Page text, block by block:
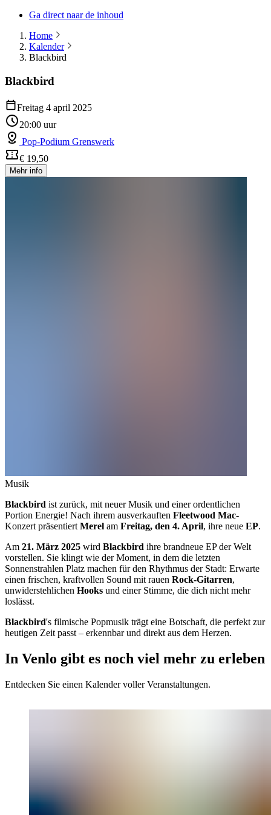
Ga direct naar de inhoud
Home
Kalender
Blackbird
Blackbird
Freitag 4 april 2025
20:00 uur
Pop-Podium Grenswerk
€ 19,50
Mehr info
Musik
Blackbird ist zurück, mit neuer Musik und einer ordentlichen
Portion Energie! Nach ihrem ausverkauften Fleetwood Mac-
Konzert präsentiertMerel am Freitag, den 4. April, ihre neue EP.
Am 21. März 2025 wird Blackbird ihre brandneue EP der Welt
vorstellen. Sie klingt wie der Moment, in dem die letzten
Sonnenstrahlen Platz machen für den Rhythmus der Stadt: Erwarte
einen frischen, kraftvollen Sound mit rauen Rock-Gitarren,
unwiderstehlichen Hooks und einer Stimme, die dich nicht mehr
loslässt.
Blackbird's filmische Popmusik trägt eine Botschaft, die perfekt zur
heutigen Zeit passt – erkennbar und direkt aus dem Herzen.
In Venlo gibt es noch viel mehr zu erleben
Entdecken Sie einen Kalender voller Veranstaltungen.